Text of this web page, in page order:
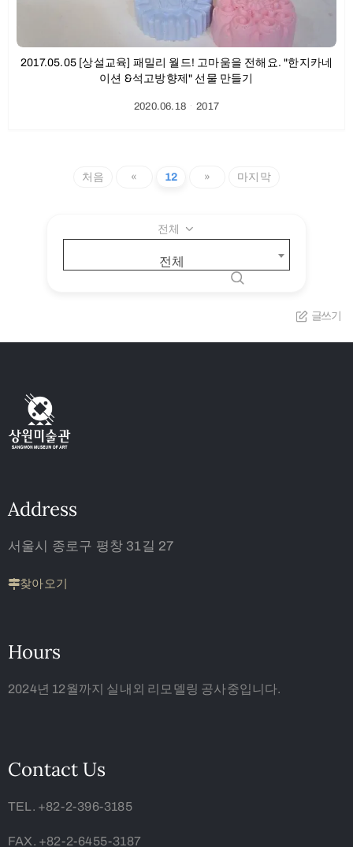
2017.05.05 [상설교육] 패밀리 월드! 고마움을 전해요. "한지카네
이션 &석고방향제" 선물 만들기
2020.06.18ㆍ2017
처음 « 12 » 마지막
전체
전체
글쓰기
Address
서울시 종로구 평창 31길 27
찾아오기
Hours
2024년 12월까지 실내외 리모델링 공사중입니다.
Contact Us
TEL. +82-2-396-3185
FAX. +82-2-6455-3187